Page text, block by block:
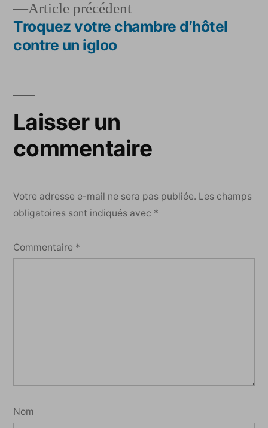
de
l’article
Article précédentArticle
précédent :
Troquez votre chambre d’hôtel
contre un igloo
Laisser un
commentaire
Votre adresse e-mail ne sera pas publiée. Les champs
obligatoires sont indiqués avec *
Commentaire *
Nom